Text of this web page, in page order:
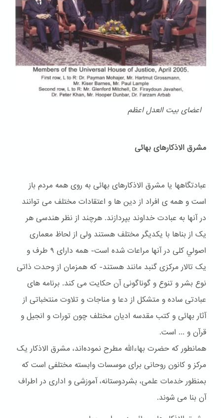
اعضای بیت العدل اعظم
مشرق الاذکارهای بهائی
عبادتگاهها یا مشرق الاذکارهای بهائی به روی همه مردم باز
است و همه ی افراد از دین ها و اعتقادات مختلف می توانند
در آنها به عبادت خداوند بپردازند. هرچند از نظر هندسی هر
یک از بناها با یکدیگر مختلف هستند ولی از لحاظ معماری
اصولي کلی در آنها مراعات شده است- همه دارای ۹ طرف و
یک تالار مرکزی گنبد مانند هستند- که همزمان از وحدت ذاتی
نوع بشر و تنوع و گوناگونی آن حکایت می کند. برنامه های
عبادتی ساده و متشکل از دعا و مناجات و تلاوت منتخباتی از
آثار بهائی و کتب مقدسه ادیان مختلف چون تورات و انجیل و
قرآن و ... است.
همانطور که حضرت بهاءالله مطرح نموده‌اند، مشرق الاذکار یک
مرکز و کانون روحانی برای موسسات وابسته مختلفی است که
بمنظور خدمات علمی، بشردوستانه، آموزشی و اداری در اطراف
آن بنا می شوند.